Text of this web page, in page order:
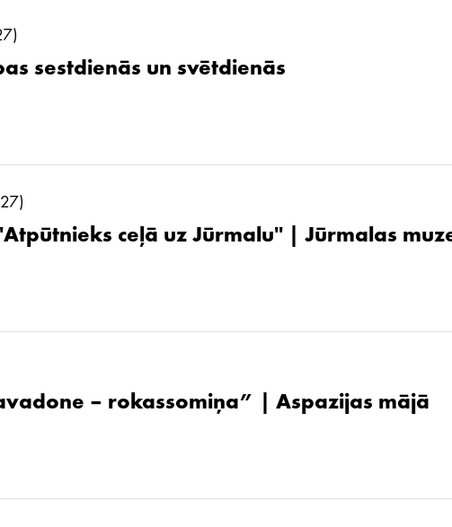
sestdienās un svētdienās
ceļā uz Jūrmalu'' | Jūrmalas
– rokassomiņa” | Aspazijas mājā